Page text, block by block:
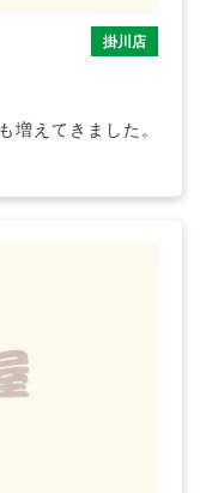
掛川店
えてきました。